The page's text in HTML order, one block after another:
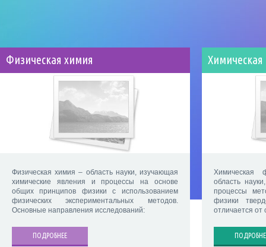
Физическая химия
Физическая химия – область науки, изучающая
химические явления и процессы на основе
общих принципов физики с использованием
физических экспериментальных методов.
Основные направления исследований:
ПОДРОБНЕЕ
Химическая
область
процессы
физики
отличается